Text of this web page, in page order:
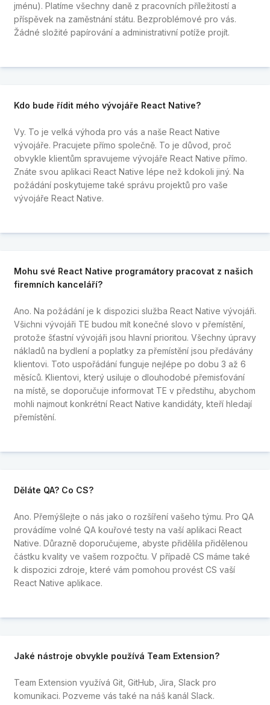
jménu). Platíme všechny daně z pracovních příležitostí a
příspěvek na zaměstnání státu. Bezproblémové pro vás.
Žádné složité papírování a administrativní potíže projít.
Kdo bude řídit mého vývojáře React Native?
Vy. To je velká výhoda pro vás a naše React Native
vývojáře. Pracujete přímo společně. To je důvod, proč
obvykle klientům spravujeme vývojáře React Native přímo.
Znáte svou aplikaci React Native lépe než kdokoli jiný. Na
požádání poskytujeme také správu projektů pro vaše
vývojáře React Native.
Mohu své React Native programátory pracovat z našich
firemních kanceláří?
Ano. Na požádání je k dispozici služba React Native vývojáři.
Všichni vývojáři TE budou mít konečné slovo v přemístění,
protože šťastní vývojáři jsou hlavní prioritou. Všechny úpravy
nákladů na bydlení a poplatky za přemístění jsou předávány
klientovi. Toto uspořádání funguje nejlépe po dobu 3 až 6
měsíců. Klientovi, který usiluje o dlouhodobé přemisťování
na místě, se doporučuje informovat TE v předstihu, abychom
mohli najmout konkrétní React Native kandidáty, kteří hledají
přemístění.
Děláte QA? Co CS?
Ano. Přemýšlejte o nás jako o rozšíření vašeho týmu. Pro QA
provádíme volné QA kouřové testy na vaší aplikaci React
Native. Důrazně doporučujeme, abyste přidělila přidělenou
částku kvality ve vašem rozpočtu. V případě CS máme také
k dispozici zdroje, které vám pomohou provést CS vaší
React Native aplikace.
Jaké nástroje obvykle používá Team Extension?
Team Extension využívá Git, GitHub, Jira, Slack pro
komunikaci. Pozveme vás také na náš kanál Slack.